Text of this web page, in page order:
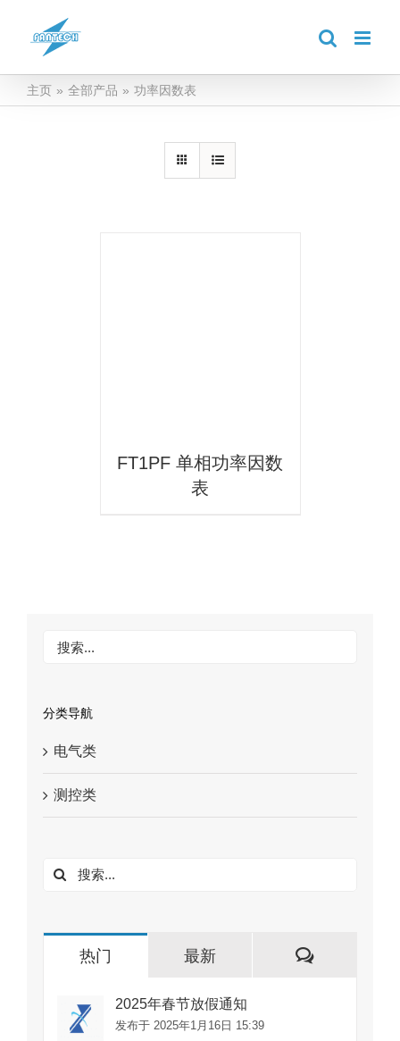
主页 » 全部产品 » 功率因数表
FT1PF 单相功率因数
表
分类导航
电气类
测控类
搜
热门 最新
评
2025年春节放假通知
发布于 2025年1月16日 15:39